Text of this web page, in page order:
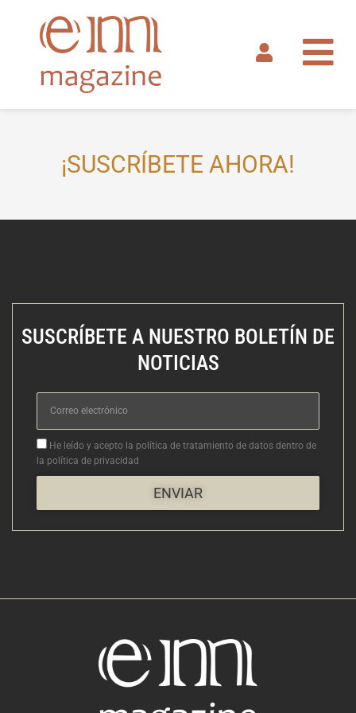
contenido
¡SUSCRÍBETE AHORA!
SUSCRÍBETE A NUESTRO BOLETÍN DE
NOTICIAS
Correo
electrónico
Aceptacion
He leído y acepto la política de tratamiento de datos dentro de
la política de privacidad
ENVIAR